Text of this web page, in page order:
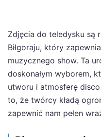
Zdjęcia do teledysku są
Biłgoraju, który
muzycznego show. Ta
doskonałym wyborem,
utworu i atmosferę
to, że twórcy kładą
zapewnić nam pełen